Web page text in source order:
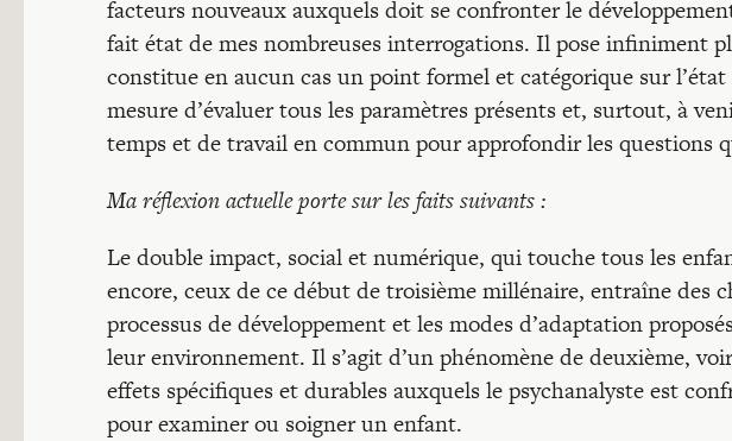
facteurs nouveaux auxquels doit se confronter le
fait état de mes nombreuses interrogations. Il pose infiniment
constitue en aucun cas un point formel et catégorique sur
mesure d’évaluer tous les paramètres présents et, surtout, à
temps et de travail en commun pour approfondir les questions
Ma réflexion actuelle porte sur les faits suivants :
Le double impact, social et numérique, qui touche tous les
encore, ceux de ce début de troisième millénaire, entraîne des
processus de développement et les modes d’adaptation
leur environnement. Il s’agit d’un phénomène de deuxième,
effets spécifiques et durables auxquels le psychanalyste est
pour examiner ou soigner un enfant.